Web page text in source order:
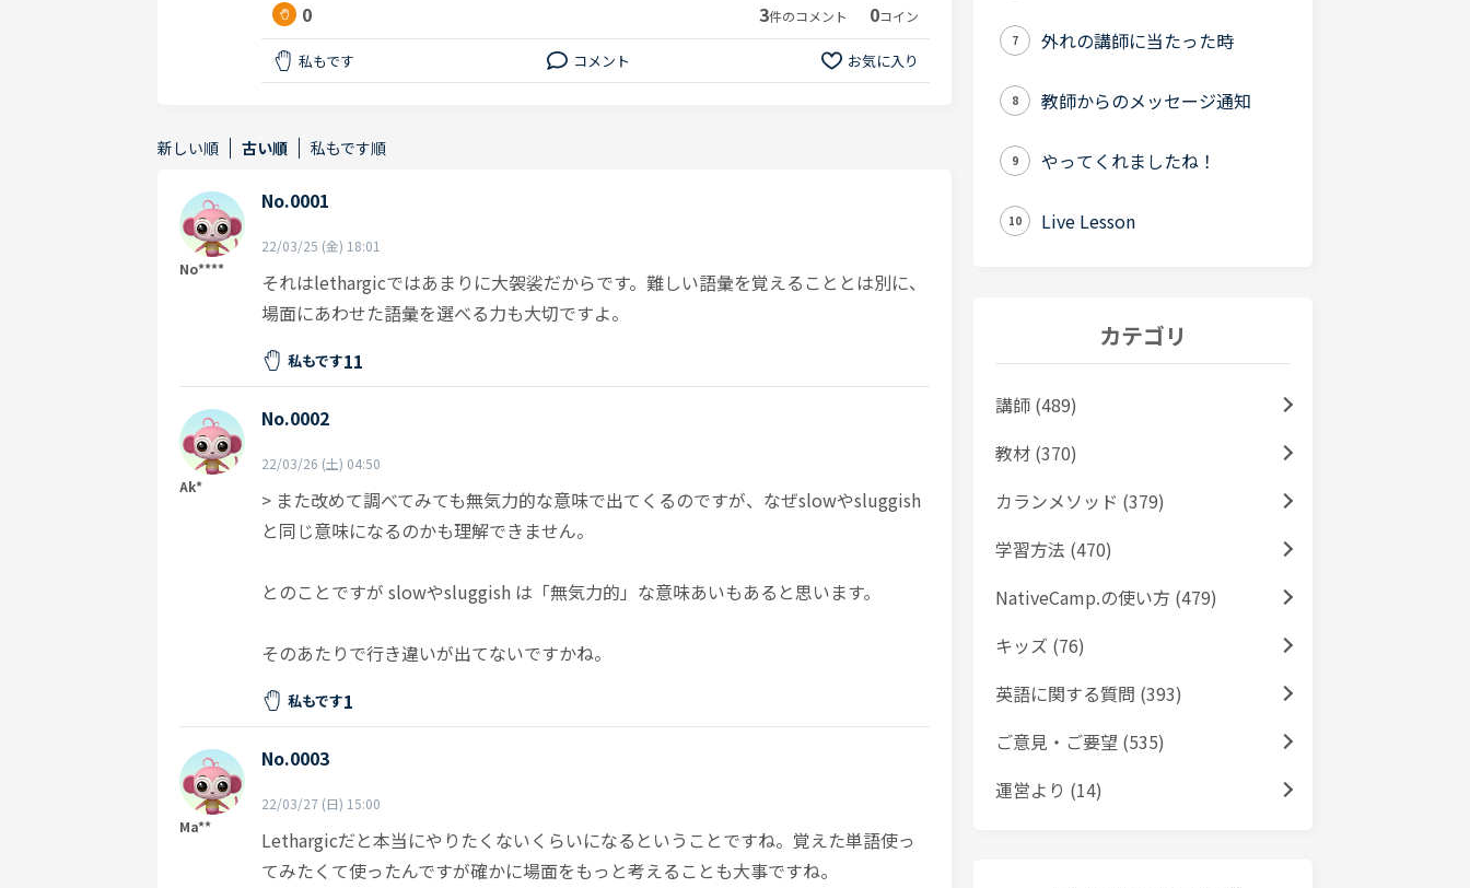
0 3件のコメント 0コイン
私もです コメント お気に入り
新しい順 古い順 私もです順
No****
No.0001
22/03/25 (金) 18:01
それはlethargicではあまりに大袈裟だからです。難しい語彙を覚えることとは別に、
場面にあわせた語彙を選べる力も大切ですよ。
私もです11
Ak*
No.0002
22/03/26 (土) 04:50
> また改めて調べてみても無気力的な意味で出てくるのですが、なぜslowやsluggish
と同じ意味になるのかも理解できません。
とのことですが slowやsluggish は「無気力的」な意味あいもあると思います。
そのあたりで行き違いが出てないですかね。
私もです1
Ma**
No.0003
22/03/27 (日) 15:00
Lethargicだと本当にやりたくないくらいになるということですね。覚えた単語使っ
てみたくて使ったんですが確かに場面をもっと考えることも大事ですね。
7 外れの講師に当たった時
8 教師からのメッセージ通知
9 やってくれましたね！
10 Live Lesson
カテゴリ
講師 (489)
教材 (370)
カランメソッド (379)
学習方法 (470)
NativeCamp.の使い方 (479)
キッズ (76)
英語に関する質問 (393)
ご意見・ご要望 (535)
運営より (14)